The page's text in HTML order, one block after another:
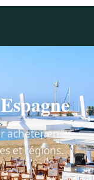
acheter en
et régions.